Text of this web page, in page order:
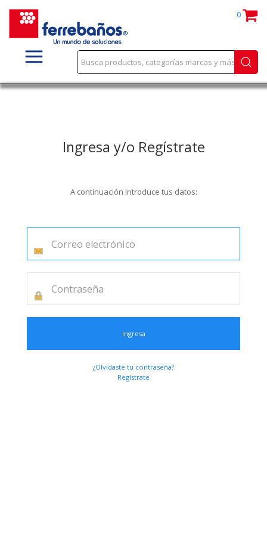
0
Ingresa y/o Regístrate
A continuación introduce tus datos:
Ingresa
¿Olvidaste tu contraseña?
Regístrate